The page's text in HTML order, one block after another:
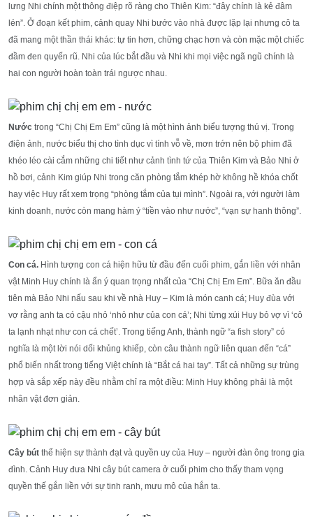
lưng Nhi chính một thông điệp rõ ràng cho Thiên Kim: “đây chính là kẻ đâm
lén”. Ở đoạn kết phim, cảnh quay Nhi bước vào nhà được lặp lại nhưng cô ta
đã mang một thần thái khác: tự tin hơn, chững chạc hơn và còn mặc một chiếc
đầm đen quyến rũ. Nhi của lúc bắt đầu và Nhi khi mọi việc ngã ngũ chính là
hai con người hoàn toàn trái ngược nhau.
Nước trong “Chị Chị Em Em” cũng là một hình ảnh biểu tượng thú vị. Trong
điện ảnh, nước biểu thị cho tình dục vì tính vỗ về, mơn trớn nên bộ phim đã
khéo léo cài cắm những chi tiết như cảnh tình tứ của Thiên Kim và Bảo Nhi ở
hồ bơi, cảnh Kim giúp Nhi trong căn phòng tắm khép hờ không hề khóa chốt
hay việc Huy rất xem trọng “phòng tắm của tụi mình”. Ngoài ra, với người làm
kinh doanh, nước còn mang hàm ý “tiền vào như nước”, “vạn sự hanh thông”.
Con cá. Hình tượng con cá hiện hữu từ đầu đến cuối phim, gắn liền với nhân
vật Minh Huy chính là ẩn ý quan trọng nhất của “Chị Chị Em Em”. Bữa ăn đầu
tiên mà Bảo Nhi nấu sau khi về nhà Huy – Kim là món canh cá; Huy đùa với
vợ rằng anh ta có cậu nhỏ ‘nhỏ như của con cá’; Nhi từng xúi Huy bỏ vợ vì ‘cô
ta lạnh nhạt như con cá chết’. Trong tiếng Anh, thành ngữ “a fish story” có
nghĩa là một lời nói dối khủng khiếp, còn câu thành ngữ liên quan đến “cá”
phổ biến nhất trong tiếng Việt chính là “Bắt cá hai tay”. Tất cả những sự trùng
hợp và sắp xếp này đều nhằm chỉ ra một điều: Minh Huy không phải là một
nhân vật đơn giản.
Cây bút thể hiện sự thành đạt và quyền uy của Huy – người đàn ông trong gia
đình. Cảnh Huy đưa Nhi cây bút camera ở cuối phim cho thấy tham vọng
quyền thế gắn liền với sự tinh ranh, mưu mô của hắn ta.